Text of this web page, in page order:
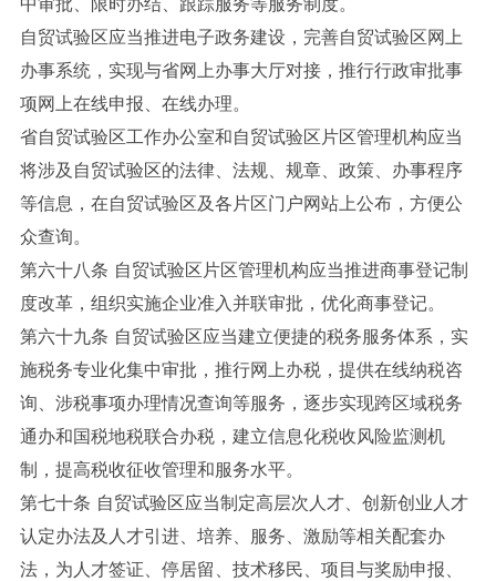
自贸试验区应当推进电子政务建设，完善自贸试验区网上
办事系统，实现与省网上办事大厅对接，推行行政审批事
项网上在线申报、在线办理。
省自贸试验区工作办公室和自贸试验区片区管理机构应当
将涉及自贸试验区的法律、法规、规章、政策、办事程序
等信息，在自贸试验区及各片区门户网站上公布，方便公
众查询。
第六十八条 自贸试验区片区管理机构应当推进商事登记制
度改革，组织实施企业准入并联审批，优化商事登记。
第六十九条 自贸试验区应当建立便捷的税务服务体系，实
施税务专业化集中审批，推行网上办税，提供在线纳税咨
询、涉税事项办理情况查询等服务，逐步实现跨区域税务
通办和国税地税联合办税，建立信息化税收风险监测机
制，提高税收征收管理和服务水平。
第七十条 自贸试验区应当制定高层次人才、创新创业人才
认定办法及人才引进、培养、服务、激励等相关配套办
法，为人才签证、停居留、技术移民、项目与奖励申报、